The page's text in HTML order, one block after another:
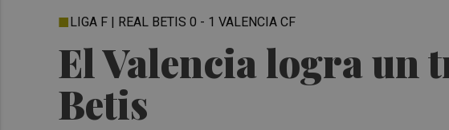
El Valencia logra un
Betis
LIGA F | REAL BETIS 0 - 1 VALENCIA CF